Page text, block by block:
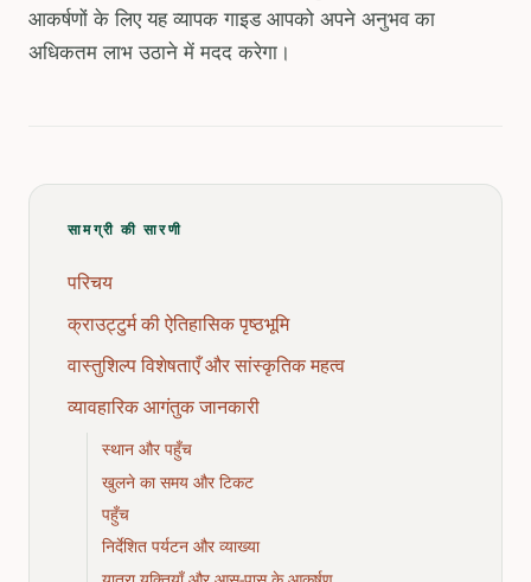
आकर्षणों के लिए यह व्यापक गाइड आपको अपने अनुभव का
अधिकतम लाभ उठाने में मदद करेगा।
सामग्री की सारणी
परिचय
क्राउट्टुर्म की ऐतिहासिक पृष्ठभूमि
वास्तुशिल्प विशेषताएँ और सांस्कृतिक महत्व
व्यावहारिक आगंतुक जानकारी
स्थान और पहुँच
खुलने का समय और टिकट
पहुँच
निर्देशित पर्यटन और व्याख्या